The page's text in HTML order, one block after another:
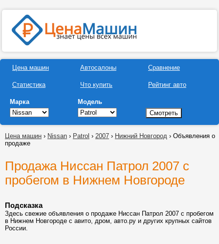
Цена машин
Статистика
Автосалоны
Что купить
Сравнение
Рейтинг авто
Марка Модель
Цена машин › Nissan › Patrol › 2007 › Нижний Новгород › Объявления о
продаже
Продажа Ниссан Патрол 2007 с
пробегом в Нижнем Новгороде
Подсказка
Здесь свежие объявления о продаже Ниссан Патрол 2007 с пробегом
в Нижнем Новгороде с авито, дром, авто.ру и других крупных сайтов
России.